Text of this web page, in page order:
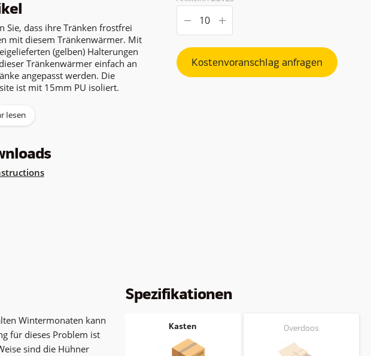
Sie, dass ihre Tränken frostfrei
mit diesem Tränkenwärmer. Mit
(gelben) Halterungen
Tränkenwärmer einfach an
angepasst werden. Die
ist mit 15mm PU isoliert.
lesen
Kostenvoranschlag anfragen
Wintermonaten kann
für dieses Problem ist
sind die Hühner
Spezifikationen
Kasten Overdoos